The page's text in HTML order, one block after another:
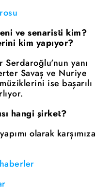
ve senaristi kim?
kim yapıyor?
yanı
Savaş ve Nuriye
ise başarılı
hangi şirket?
olarak karşımıza